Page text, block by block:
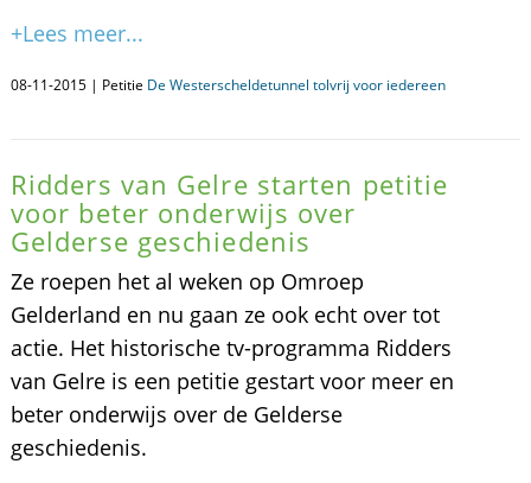
+Lees meer...
08-11-2015 | Petitie De Westerscheldetunnel tolvrij voor iedereen
Ridders van Gelre starten petitie
voor beter onderwijs over
Gelderse geschiedenis
Ze roepen het al weken op Omroep
Gelderland en nu gaan ze ook echt over tot
actie. Het historische tv-programma Ridders
van Gelre is een petitie gestart voor meer en
beter onderwijs over de Gelderse
geschiedenis.